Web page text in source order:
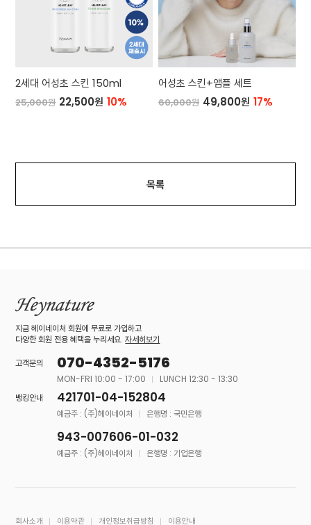
2세대 어성초 스킨 150ml
25,000원 22,500원 10%
어성초 스킨+앰플 세트
60,000원 49,800원 17%
목록
지금 헤이네이처 회원에 무료로 가입하고
다양한 회원 전용 혜택을 누리세요.자세히보기
고객문의
070-4352-5176
MON-FRI 10:00 - 17:00
LUNCH 12:30 - 13:30
뱅킹안내
421701-04-152804
예금주 : (주)헤이네이처 은행명 : 국민은행
943-007606-01-032
예금주 : (주)헤이네이처 은행명 : 기업은행
회사소개 이용약관 개인정보취급방침 이용안내